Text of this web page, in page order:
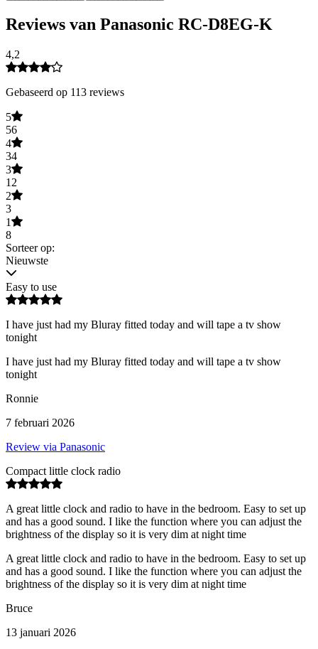
Reviews van Panasonic RC-D8EG-K
4,2
Gebaseerd op 113 reviews
5
56
4
34
3
12
2
3
1
8
Sorteer op:
Nieuwste
Easy to use
I have just had my Bluray fitted today and will tape a tv show
tonight
I have just had my Bluray fitted today and will tape a tv show
tonight
Ronnie
7 februari 2026
Review via Panasonic
Compact little clock radio
A great little clock and radio to have in the bedroom. Easy to set up
and has a good sound. I like the function where you can adjust the
brightness of the display so it is very dim at night time
A great little clock and radio to have in the bedroom. Easy to set up
and has a good sound. I like the function where you can adjust the
brightness of the display so it is very dim at night time
Bruce
13 januari 2026